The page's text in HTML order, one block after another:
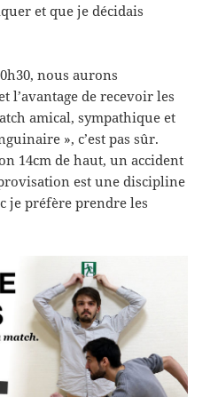
et que je décidais
nous aurons
l’avantage de recevoir les
amical, sympathique et
», c’est pas sûr.
14cm de haut, un accident
est une discipline
je préfère prendre les